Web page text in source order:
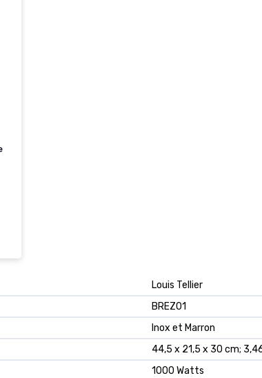
‎Louis Tellier
‎BREZ01
‎Inox et Marron
‎44,5 x 21,5 x 30 cm;
‎1000 Watts